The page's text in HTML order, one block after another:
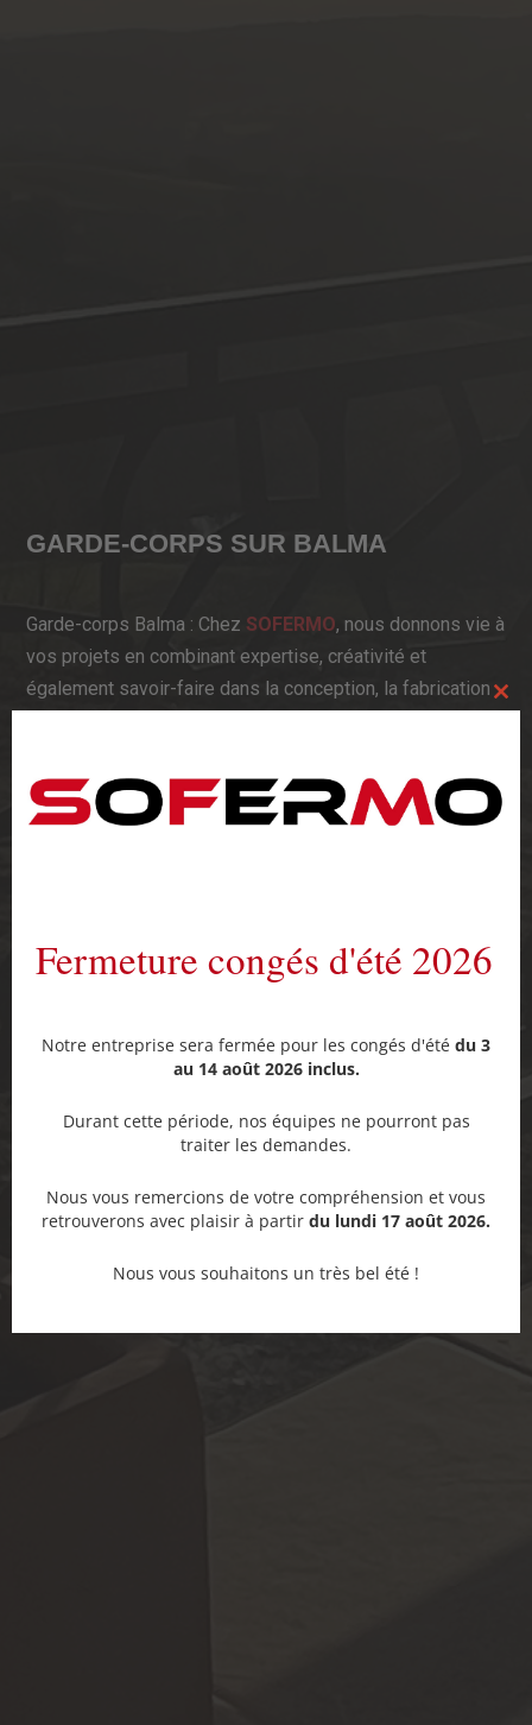
GARDE-CORPS SUR BALMA
Garde-corps Balma : Chez SOFERMO, nous donnons vie à
vos projets en combinant expertise, créativité et
également savoir-faire dans la conception, la fabrication
Fermeture congés d'été 2026
Notre entreprise sera fermée pour les congés d'été du 3
au 14 août 2026 inclus.
Durant cette période, nos équipes ne pourront pas
traiter les demandes.
Nous vous remercions de votre compréhension et vous
retrouverons avec plaisir à partir du lundi 17 août 2026.
Nous vous souhaitons un très bel été !